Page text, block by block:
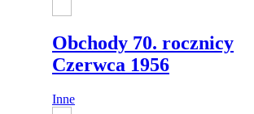
Obchody 70. rocznicy
Czerwca 1956
Inne